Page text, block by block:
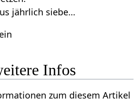
jährlich siebe…
Infos
zum diesem Artikel